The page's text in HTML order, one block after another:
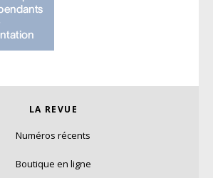
LA REVUE
Numéros récents
Boutique en ligne